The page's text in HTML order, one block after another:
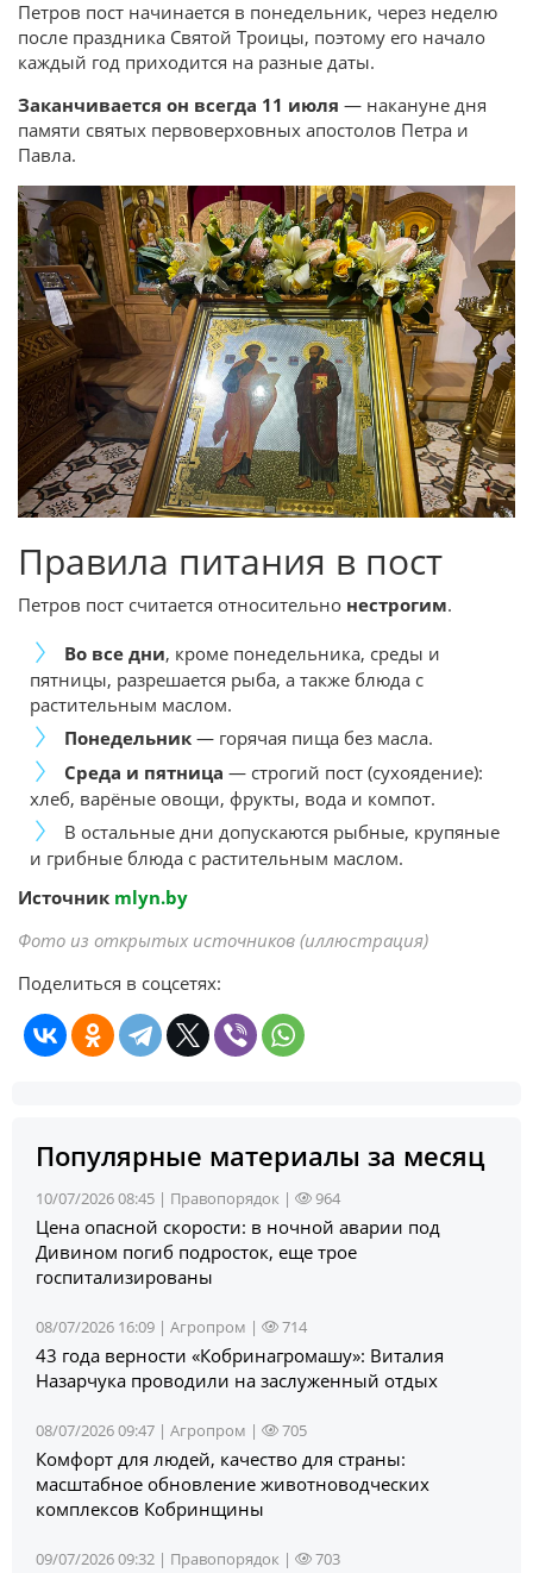
Петров пост начинается в понедельник, через неделю
после праздника Святой Троицы, поэтому его начало
каждый год приходится на разные даты.
Заканчивается он всегда 11 июля — накануне дня
памяти святых первоверховных апостолов Петра и
Павла.
Правила питания в пост
Петров пост считается относительно нестрогим.
Во все дни, кроме понедельника, среды и
пятницы, разрешается рыба, а также блюда с
растительным маслом.
Понедельник — горячая пища без масла.
Среда и пятница — строгий пост (сухоядение):
хлеб, варёные овощи, фрукты, вода и компот.
В остальные дни допускаются рыбные, крупяные
и грибные блюда с растительным маслом.
Источник mlyn.by
Фото из открытых источников (иллюстрация)
Поделиться в соцсетях:
Популярные материалы за месяц
10/07/2026 08:45 | Правопорядок | 964
Цена опасной скорости: в ночной аварии под
Дивином погиб подросток, еще трое
госпитализированы
08/07/2026 16:09 | Агропром | 714
43 года верности «Кобринагромашу»: Виталия
Назарчука проводили на заслуженный отдых
08/07/2026 09:47 | Агропром | 705
Комфорт для людей, качество для страны:
масштабное обновление животноводческих
комплексов Кобринщины
09/07/2026 09:32 | Правопорядок | 703